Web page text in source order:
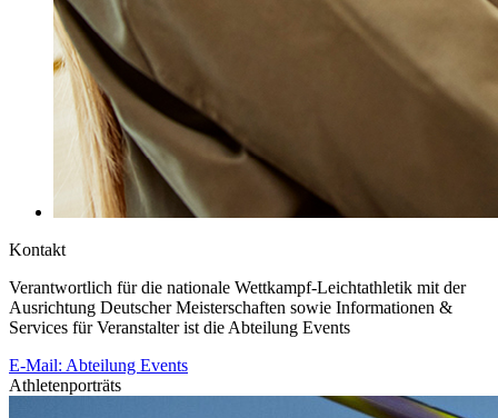
Kontakt
Verantwortlich für die nationale Wettkampf-Leichtathletik mit der
Ausrichtung Deutscher Meisterschaften sowie Informationen &
Services für Veranstalter ist die Abteilung Events
E-Mail: Abteilung Events
Athletenporträts